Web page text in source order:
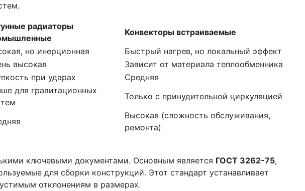
радиаторы
Конвекторы встраиваемые
но инерционная
Быстрый нагрев, но локальный эффект
высокая
Зависит от материала теплообменника
при ударах
Средняя
для гравитационных
Только с принудительной циркуляцией
Высокая (сложность обслуживания,
ремонта)
ключевыми документами. Основным является ГОСТ 3262-75,
для сборки конструкций. Этот стандарт устанавливает
отклонениям в размерах.